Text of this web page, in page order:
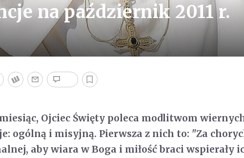
na październik 2011 r.
Ojciec Święty poleca modlitwom
ogólną i misyjną. Pierwsza z nich to: "Za
aby wiara w Boga i miłość braci wspierały